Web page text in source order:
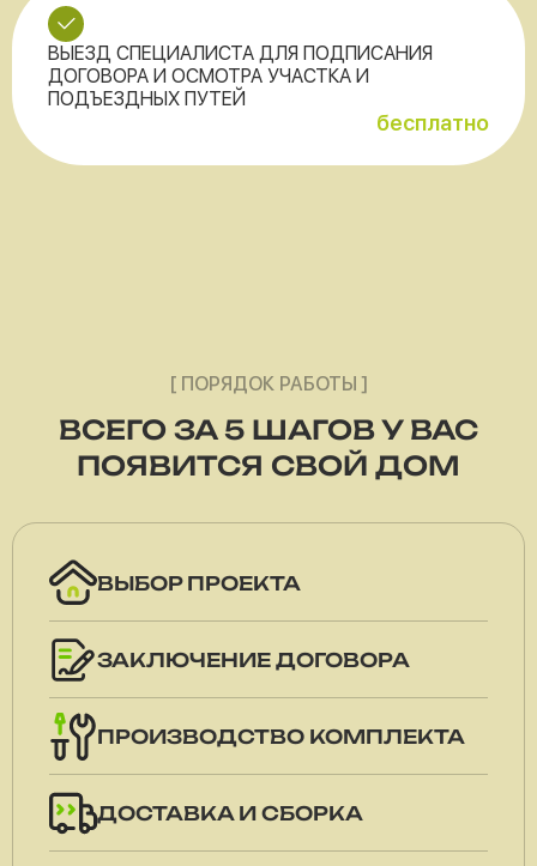
ВЫЕЗД СПЕЦИАЛИСТА ДЛЯ ПОДПИСАНИЯ
ДОГОВОРА И ОСМОТРА УЧАСТКА И
ПОДЪЕЗДНЫХ ПУТЕЙ
бесплатно
[ ПОРЯДОК РАБОТЫ ]
ВСЕГО ЗА 5 ШАГОВ У ВАС
ПОЯВИТСЯ СВОЙ ДОМ
ВЫБОР ПРОЕКТА
ЗАКЛЮЧЕНИЕ ДОГОВОРА
ПРОИЗВОДСТВО КОМПЛЕКТА
ДОСТАВКА И СБОРКА